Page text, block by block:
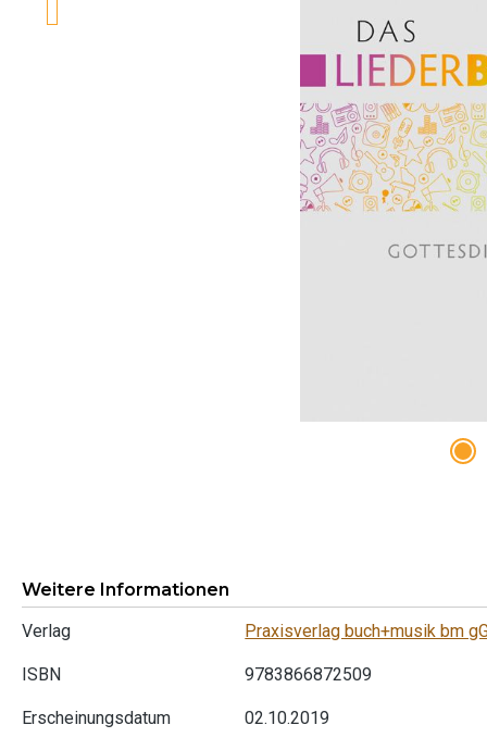
Weitere Informationen
Verlag
Praxisverlag buch+musik bm
ISBN 9783866872509
Erscheinungsdatum 02.10.2019